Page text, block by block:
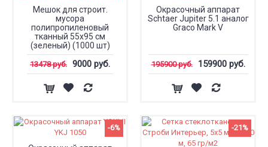
Мешок для строит.
мусора
полипропиленовый
тканный 55х95 см
(зеленый) (1000 шт)
13478 руб. 9000 руб.
Окрасочный аппарат
Schtaer Jupiter 5.1 аналог
Graco Mark V
195900 руб. 159900 руб.
-6% -21%